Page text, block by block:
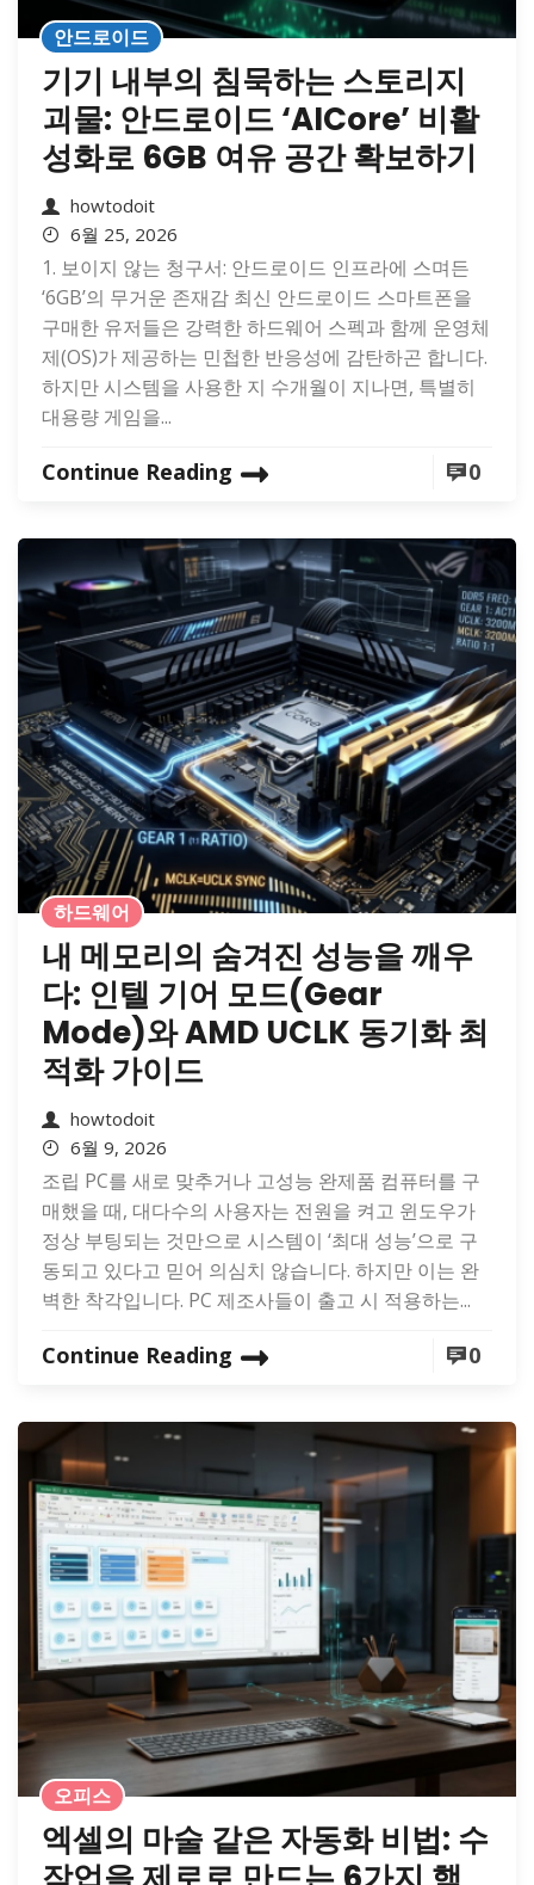
안드로이드
기기 내부의 침묵하는 스토리지
괴물: 안드로이드 ‘AICore’ 비활
성화로 6GB 여유 공간 확보하기
howtodoit
6월 25, 2026
1. 보이지 않는 청구서: 안드로이드 인프라에 스며든
‘6GB’의 무거운 존재감 최신 안드로이드 스마트폰을
구매한 유저들은 강력한 하드웨어 스펙과 함께 운영체
제(OS)가 제공하는 민첩한 반응성에 감탄하곤 합니다.
하지만 시스템을 사용한 지 수개월이 지나면, 특별히
대용량 게임을...
Continue Reading 0
하드웨어
내 메모리의 숨겨진 성능을 깨우
다: 인텔 기어 모드(Gear
Mode)와 AMD UCLK 동기화 최
적화 가이드
howtodoit
6월 9, 2026
조립 PC를 새로 맞추거나 고성능 완제품 컴퓨터를 구
매했을 때, 대다수의 사용자는 전원을 켜고 윈도우가
정상 부팅되는 것만으로 시스템이 ‘최대 성능’으로 구
동되고 있다고 믿어 의심치 않습니다. 하지만 이는 완
벽한 착각입니다. PC 제조사들이 출고 시 적용하는...
Continue Reading 0
오피스
엑셀의 마술 같은 자동화 비법: 수